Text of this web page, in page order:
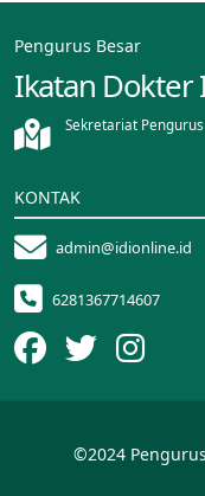
Pengurus Besar
Ikatan Dokter
Sekretariat
KONTAK
admin@idionline.id
6281367714607
©2024